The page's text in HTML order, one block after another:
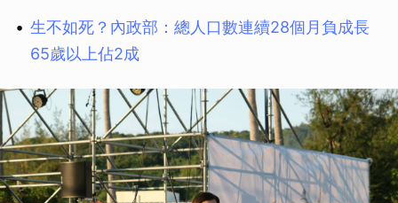
生不如死？內政部：總人口數連續28個月負成長
65歲以上佔2成